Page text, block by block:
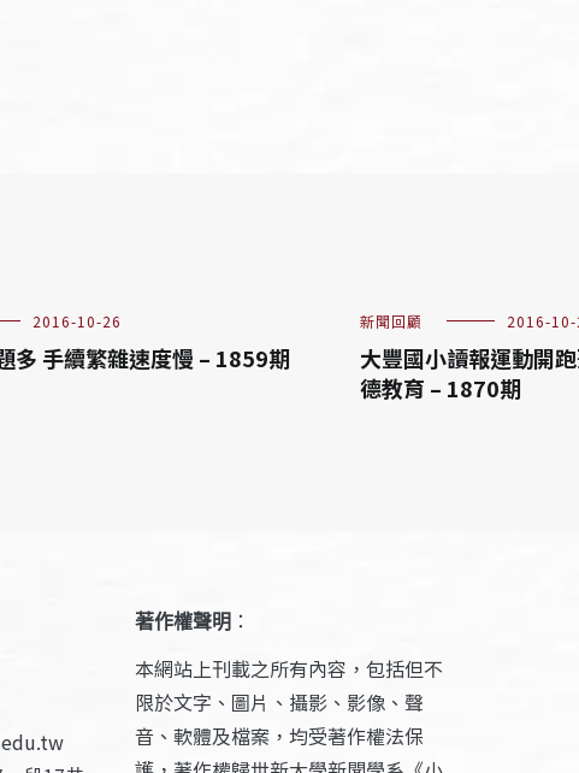
2016-10-26
多 手續繁雜速度慢 – 1859期
新聞回顧 2016-10-
大豐國小讀報運動開
德教育 – 1870期
著作權聲明 ：
本網站上刊載之所有內容，包括但不
限於文字、圖片、攝影、影像、聲
音、軟體及檔案，均受著作權法保